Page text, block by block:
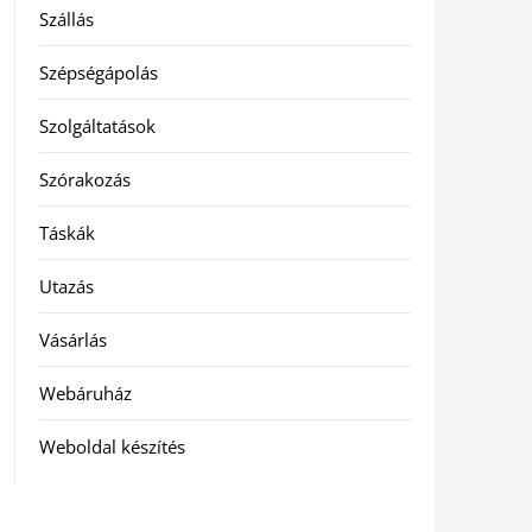
Szállás
Szépségápolás
Szolgáltatások
Szórakozás
Táskák
Utazás
Vásárlás
Webáruház
Weboldal készítés